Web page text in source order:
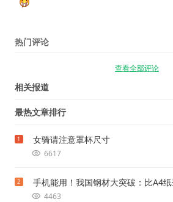
热门评论
查看全部评论
相关报道
最热文章排行
1 女骑请注意罩杯尺寸
6617
2 手机能用！我国钢材大突破：比A4
4463